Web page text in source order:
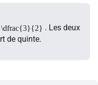
\dfrac{3}{2} . Les deux
de quinte.